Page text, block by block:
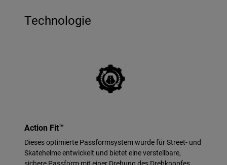
Technologie
Action Fit™
Dieses optimierte Passformsystem wurde für Street- und
Skatehelme entwickelt und bietet eine verstellbare,